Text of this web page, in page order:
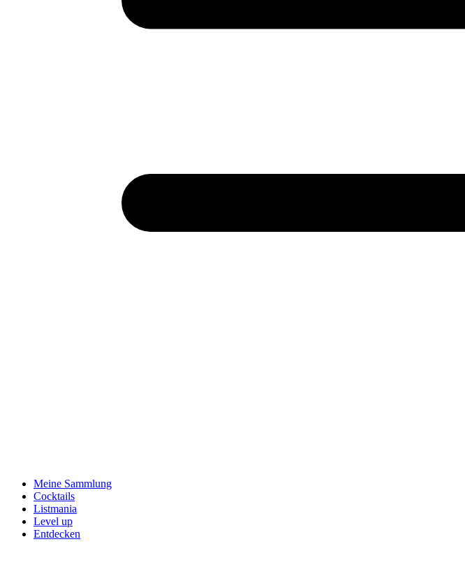
Meine Sammlung
Cocktails
Listmania
Level up
Entdecken